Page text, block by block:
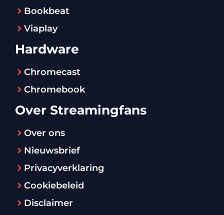
Bookbeat
Viaplay
Hardware
Chromecast
Chromebook
Over Streamingfans
Over ons
Nieuwsbrief
Privacyverklaring
Cookiebeleid
Disclaimer